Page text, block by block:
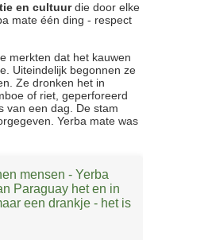
en cultuurdie door elke
mate één ding - respect
merkten dat het kauwen
Uiteindelijk begonnen ze
Ze dronken het in
of riet, geperforeerd
van een dag. De stam
Yerba mate was
mensen - Yerba
Paraguay het en in
een drankje - het is